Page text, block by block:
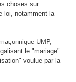
choses sur
loi, notamment la
UMP,
le "mariage"
voulue par la